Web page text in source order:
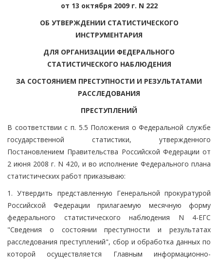
от 13 октября 2009 г. N 222
ОБ УТВЕРЖДЕНИИ СТАТИСТИЧЕСКОГО
ИНСТРУМЕНТАРИЯ
ДЛЯ ОРГАНИЗАЦИИ ФЕДЕРАЛЬНОГО
СТАТИСТИЧЕСКОГО НАБЛЮДЕНИЯ
ЗА СОСТОЯНИЕМ ПРЕСТУПНОСТИ И РЕЗУЛЬТАТАМИ
РАССЛЕДОВАНИЯ
ПРЕСТУПЛЕНИЙ
В соответствии с п. 5.5 Положения о Федеральной службе
государственной статистики, утвержденного
Постановлением Правительства Российской Федерации от
2 июня 2008 г. N 420, и во исполнение Федерального плана
статистических работ приказываю:
1. Утвердить представленную Генеральной прокуратурой
Российской Федерации прилагаемую месячную форму
федерального статистического наблюдения N 4-ЕГС
"Сведения о состоянии преступности и результатах
расследования преступлений", сбор и обработка данных по
которой осуществляется Главным информационно-